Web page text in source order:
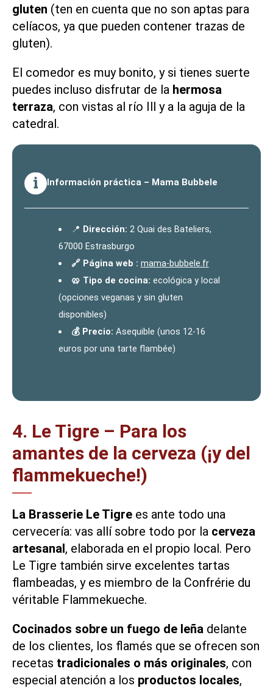
gluten (ten en cuenta que no son aptas para
celíacos, ya que pueden contener trazas de
gluten).
El comedor es muy bonito, y si tienes suerte
puedes incluso disfrutar de la hermosa
terraza, con vistas al río Ill y a la aguja de la
catedral.
Información práctica – Mama Bubbele
📍 Dirección: 2 Quai des Bateliers,
67000 Estrasburgo
🔗 Página web : mama-bubbele.fr
🥨 Tipo de cocina: ecológica y local
(opciones veganas y sin gluten
disponibles)
💰 Precio: Asequible (unos 12-16
euros por una tarte flambée)
4. Le Tigre – Para los
amantes de la cerveza (¡y del
flammekueche!)
La Brasserie Le Tigre es ante todo una
cervecería: vas allí sobre todo por la cerveza
artesanal, elaborada en el propio local. Pero
Le Tigre también sirve excelentes tartas
flambeadas, y es miembro de la Confrérie du
véritable Flammekueche.
Cocinados sobre un fuego de leña delante
de los clientes, los flamés que se ofrecen son
recetas tradicionales o más originales, con
especial atención a los productos locales,